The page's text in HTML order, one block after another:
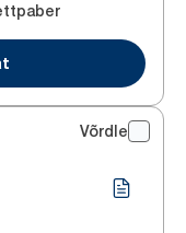
Võrdle